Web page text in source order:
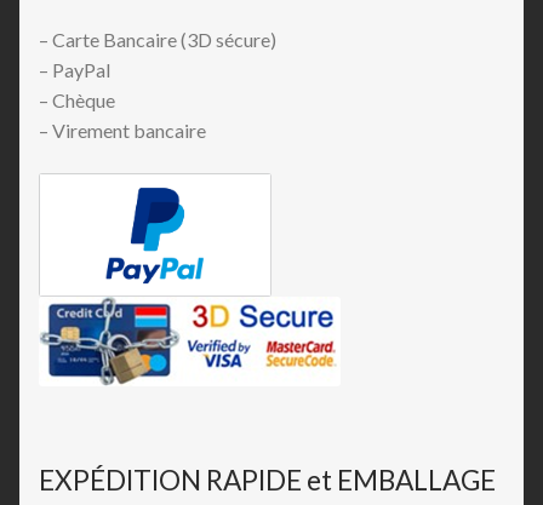
– Carte Bancaire (3D sécure)
– PayPal
– Chèque
– Virement bancaire
EXPÉDITION RAPIDE et EMBALLAGE